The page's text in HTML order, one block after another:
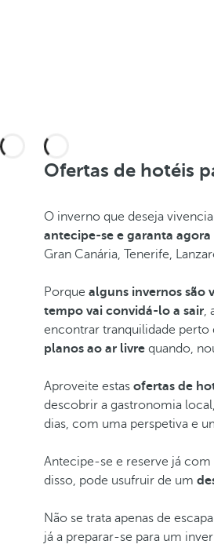
Ofertas de hotéis
O inverno que deseja
antecipe-se e garanta
Gran Canária, Tenerife,
Porque alguns invernos são
tempo vai convidá-lo a sair,
encontrar tranquilidade perto
planos ao ar livre quando,
Aproveite estas ofertas de
descobrir a gastronomia
dias, com uma perspetiva e
Antecipe-se e reserve já com
disso, pode usufruir de um
Não se trata apenas de
já a preparar-se para um